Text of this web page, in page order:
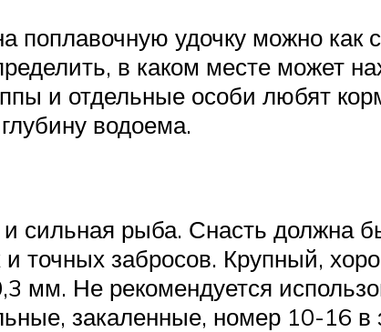
поплавочную удочку можно как
в каком месте может
и отдельные особи любят
водоема.
сильная рыба. Снасть должна
точных забросов. Крупный,
мм. Не рекомендуется
закаленные, номер 10-16 в